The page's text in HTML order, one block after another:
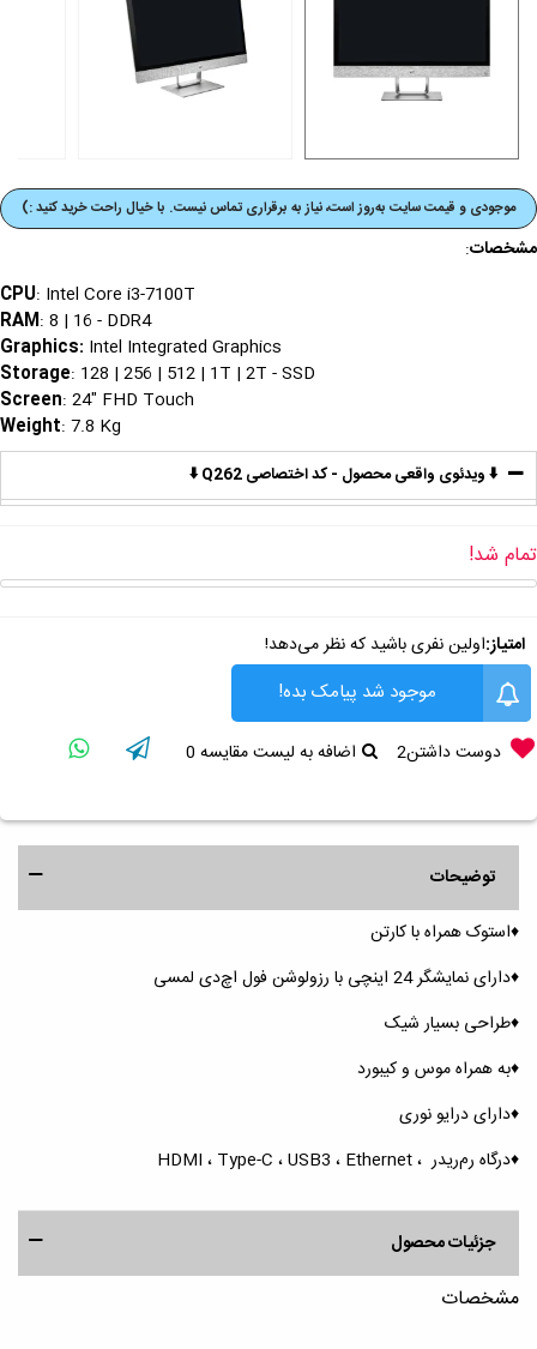
موجودی و قیمت‌ سایت به‌روز است، نیاز به برقراری تماس نیست. با خیال راحت خرید کنید :)
مشخصات:
CPU: Intel Core i3-7100T
RAM: 8 | 16 - DDR4
Graphics: Intel Integrated Graphics
Storage: 128 | 256 | 512 | 1T | 2T - SSD
Screen: 24" FHD Touch
Weight: 7.8 Kg
⬇️ ویدئوی واقعی محصول - کد اختصاصی Q262 ⬇️
تمام شد!
امتیاز:اولین نفری باشید که نظر می‌دهد!
موجود شد پیامک بده!
دوست داشتن2 اضافه به لیست مقایسه 0
توضیحات
♦️استوک همراه با کارتن
♦️دارای نمایشگر 24 اینچی با رزولوشن فول اچ‌دی لمسی
♦️طراحی بسیار شیک
♦️به همراه موس و کیبورد
♦️دارای درایو نوری
♦️درگاه رم‌ریدر ، HDMI ، Type-C ، USB3 ، Ethernet
جزئیات محصول
مشخصات